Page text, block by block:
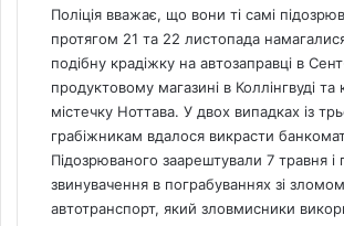
Поліція вважає, що вони ті самі
протягом 21 та 22 листопада
подібну крадіжку на автозаправці в
продуктовому магазині в Коллінгвуді та
містечку Ноттава. У двох випадках із
грабіжникам вдалося викрасти
Підозрюваного заарештували 7 травня і
звинувачення в пограбуваннях зі
автотранспорт, який зловмисники